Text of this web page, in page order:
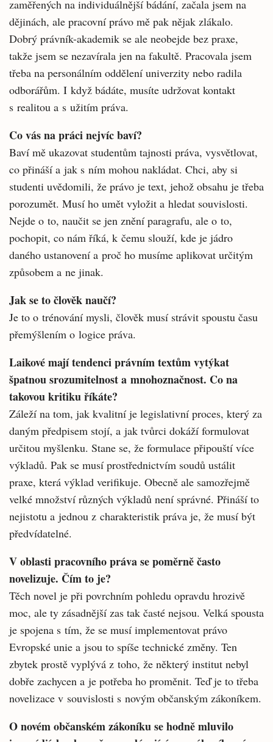
zaměřených na individuálnější bádání, začala jsem na
dějinách, ale pracovní právo mě pak nějak zlákalo.
Dobrý právník-akademik se ale neobejde bez praxe,
takže jsem se nezavírala jen na fakultě. Pracovala jsem
třeba na perso­nálním oddělení univerzity nebo radila
odbo­rářům. I když bádáte, musíte udržovat kontakt
s realitou a s užitím práva.
Co vás na práci nejvíc baví?
Baví mě ukazovat studentům tajnosti práva, vysvětlovat,
co přináší a jak s ním mohou na­kládat. Chci, aby si
studenti uvědomili, že právo je text, jehož obsahu je třeba
porozumět. Musí ho umět vyložit a hledat souvislosti.
Nejde o to, naučit se jen znění paragrafu, ale o to,
pochopit, co nám říká, k čemu slouží, kde je jádro
daného ustanovení a proč ho musíme aplikovat určitým
způsobem a ne jinak.
Jak se to člověk naučí?
Je to o trénování mysli, člověk musí strávit spoustu času
přemýšlením o logice práva.
Laikové mají tendenci právním textům vytýkat
špatnou srozumitelnost a mno­hoznačnost. Co na
takovou kritiku říkáte?
Záleží na tom, jak kvalitní je legislativní pro­ces, který za
daným předpisem stojí, a jak tvůr­ci dokáží formulovat
určitou myšlenku. Stane se, že formulace připouští více
výkladů. Pak se musí prostřednictvím soudů ustálit
praxe, kte­rá výklad verifikuje. Obecně ale samozřejmě
velké množství různých výkladů není správné. Přináší to
nejistotu a jednou z charakteristik práva je, že musí být
předvídatelné.
V oblasti pracovního práva se poměrně často
novelizuje. Čím to je?
Těch novel je při povrchním pohledu oprav­du hrozivě
moc, ale ty zásadnější zas tak čas­té nejsou. Velká spousta
je spojena s tím, že se musí implementovat právo
Evropské unie a jsou to spíše technické změny. Ten
zbytek prostě vyplývá z toho, že některý institut nebyl
dobře zachycen a je potřeba ho proměnit. Teď je to třeba
novelizace v souvislosti s novým ob­čanským zákoníkem.
O novém občanském zákoníku se hodně mluvilo